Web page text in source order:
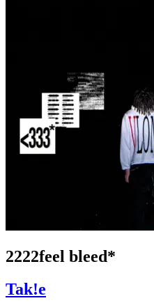
2222feel bleed*
Tak!e